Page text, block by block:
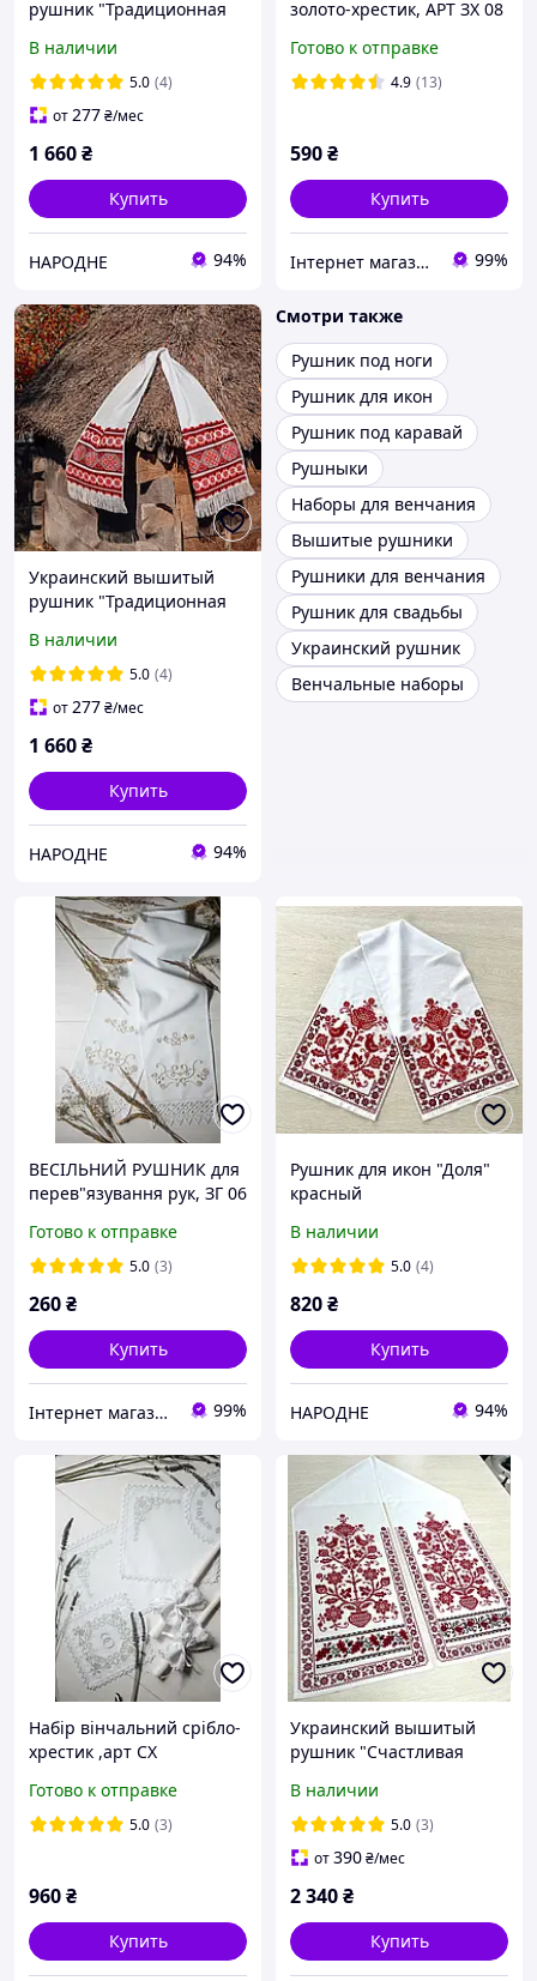
рушник "Традиционная
черный
В наличии
5.0 (4)
от277₴/мес
1 660₴
Купить
НАРОДНЕ 94%
золото-хрестик, АРТ ЗХ 08
Готово к отправке
4.9 (13)
590₴
Купить
Інтернет магазин "Вишиванка.Nет" 99%
Украинский вышитый
рушник "Традиционная
черный
В наличии
5.0 (4)
от277₴/мес
1 660₴
Купить
НАРОДНЕ 94%
Смотри также
Рушник под ноги
Рушник для икон
Рушник под каравай
Рушныки
Наборы для венчания
Вышитые рушники
Рушники для венчания
Рушник для свадьбы
Украинский рушник
Венчальные наборы
ВЕСІЛЬНИЙ РУШНИК для
перев"язування рук, ЗГ 06
Готово к отправке
5.0 (3)
260₴
Купить
Інтернет магазин "Вишиванка.Nет" 99%
Рушник для икон "Доля"
красный
В наличии
5.0 (4)
820₴
Купить
НАРОДНЕ 94%
Набір вінчальний срібло-
хрестик ,арт СХ
Готово к отправке
5.0 (3)
960₴
Купить
Украинский вышитый
рушник "Счастливая
В наличии
5.0 (3)
от390₴/мес
2 340₴
Купить